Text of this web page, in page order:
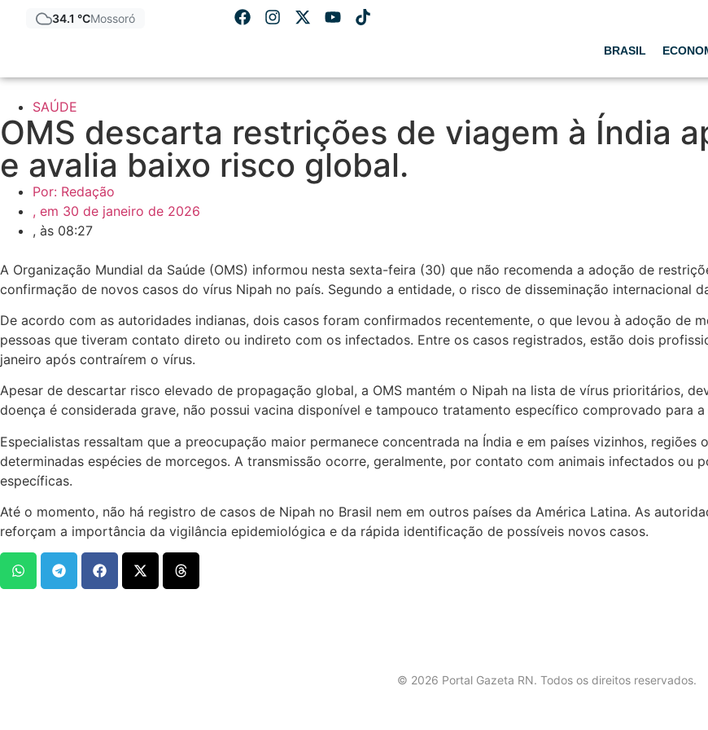
34.1 °CMossoró
BRASIL
SAÚDE
OMS descarta restrições de viagem à Índia
e avalia baixo risco global.
Por: Redação
, em 30 de janeiro de 2026
, às 08:27
A Organização Mundial da Saúde (OMS) informou nesta sexta-feira (30) que não recomenda a adoção de
confirmação de novos casos do vírus Nipah no país. Segundo a entidade, o risco de disseminação internacional
De acordo com as autoridades indianas, dois casos foram confirmados recentemente, o que levou à adoção de
pessoas que tiveram contato direto ou indireto com os infectados. Entre os casos registrados, estão dois
janeiro após contraírem o vírus.
Apesar de descartar risco elevado de propagação global, a OMS mantém o Nipah na lista de vírus prioritários,
doença é considerada grave, não possui vacina disponível e tampouco tratamento específico comprovado para a
Especialistas ressaltam que a preocupação maior permanece concentrada na Índia e em países vizinhos,
determinadas espécies de morcegos. A transmissão ocorre, geralmente, por contato com animais infectados ou
específicas.
Até o momento, não há registro de casos de Nipah no Brasil nem em outros países da América Latina. As
reforçam a importância da vigilância epidemiológica e da rápida identificação de possíveis novos casos.
© 2026 Portal Gazeta RN. Todos os direitos reservados.